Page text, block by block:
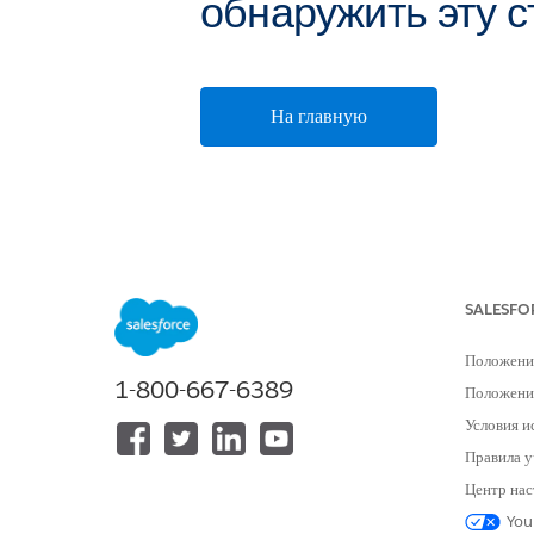
обнаружить эту
На главную
1-800-667-6389
Условия
Правила
Центр